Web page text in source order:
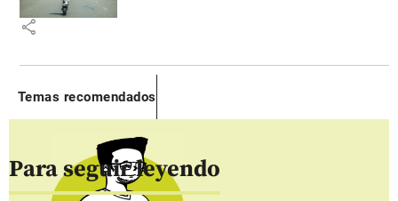
share
Temas recomendados
Para seguir leyendo